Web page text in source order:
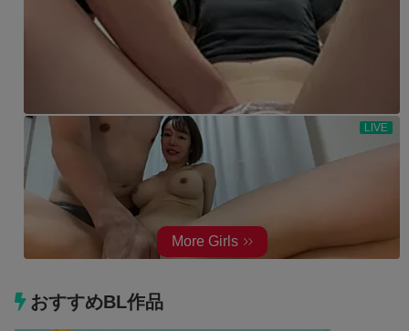
おすすめBL作品